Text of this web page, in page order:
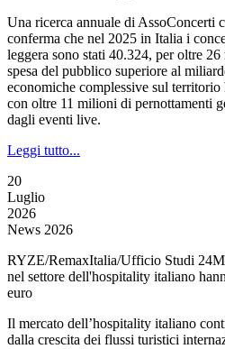
Una ricerca annuale di AssoConcerti
conferma che nel 2025 in Italia i
leggera sono stati 40.324, per oltre
spesa del pubblico superiore al
economiche complessive sul
con oltre 11 milioni di pernottamenti
dagli eventi live.
Leggi tutto...
20
Luglio
2026
News 2026
RYZE/RemaxItalia/Ufficio Studi
nel settore dell'hospitality italiano
euro
Il mercato dell’hospitality italiano
dalla crescita dei flussi turistici